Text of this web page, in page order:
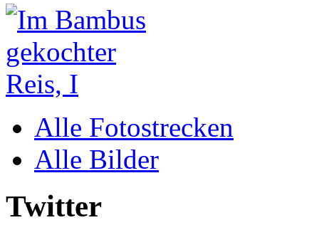
Alle Fotostrecken
Alle Bilder
Twitter